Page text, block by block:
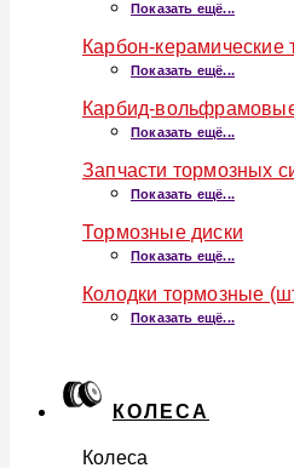
Показать ещё...
Карбон-керамические
Показать ещё...
Карбид-
Показать ещё...
Запчасти тормозных
Показать ещё...
Тормозные диски
Показать ещё...
Колодки тормозные
Показать ещё...
КОЛЕСА
Колеса